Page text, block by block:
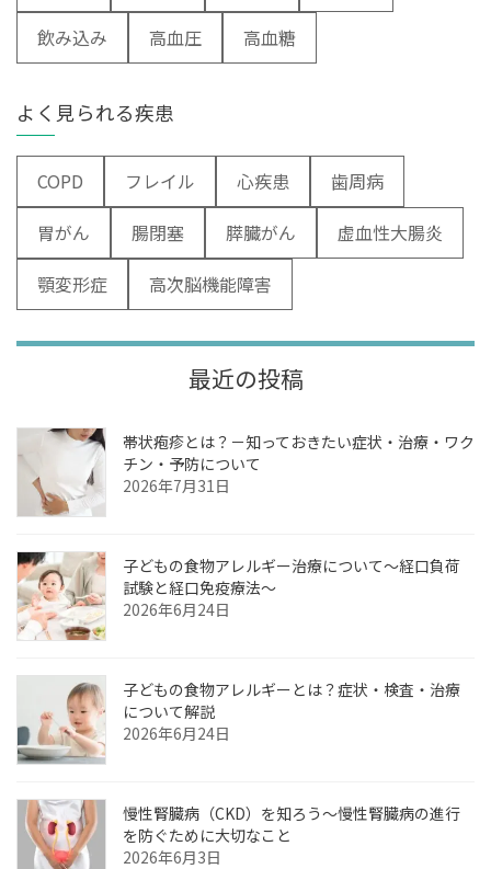
飲み込み
高血圧 高血糖
よく見られる疾患
COPD フレイル 心疾患
歯周病
胃がん
腸閉塞 膵臓がん
虚血性大腸炎
顎変形症
高次脳機能障害
最近の投稿
帯状疱疹とは？－知っておきたい症状・治療・ワク
チン・予防について
2026年7月31日
子どもの食物アレルギー治療について～経口負荷
試験と経口免疫療法～
2026年6月24日
子どもの食物アレルギーとは？症状・検査・治療
について解説
2026年6月24日
慢性腎臓病（CKD）を知ろう～慢性腎臓病の進行
を防ぐために大切なこと
2026年6月3日